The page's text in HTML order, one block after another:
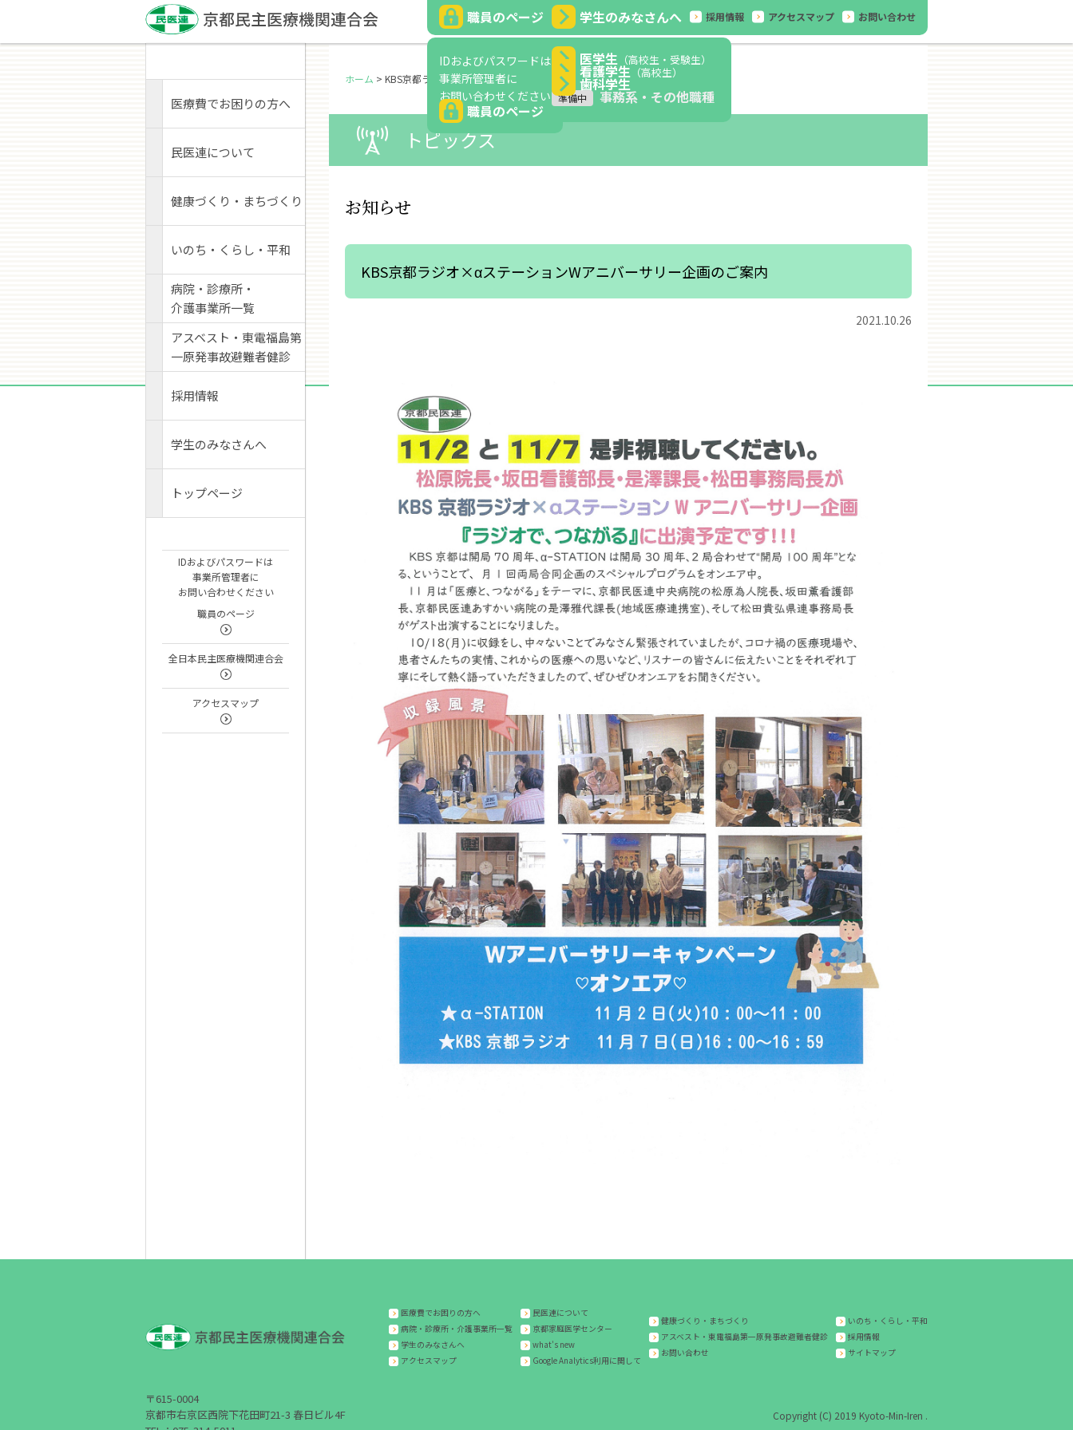
職員のページ
IDおよびパスワードは
事業所管理者に
お問い合わせください
職員のページ
学生のみなさんへ
医学生 （高校生・受験生）
看護学生 （高校生）
歯科学生
事務系・その他職種
採用情報 アクセスマップ お問い合わせ
医療費でお困りの方へ
民医連について
健康づくり・まちづくり
いのち・くらし・平和
病院・診療所・
介護事業所一覧
アスベスト・東電福島第
一原発事故避難者健診
採用情報
学生のみなさんへ
トップページ
IDおよびパスワードは
事業所管理者に
お問い合わせください
職員のページ
全日本民主医療機関連合会
アクセスマップ
ホーム > KBS京都ラジオ×αステーションWアニバーサリー企画のご案内
トピックス
お知らせ
KBS京都ラジオ×αステーションWアニバーサリー企画のご案内
2021.10.26
医療費でお困りの方へ
病院・診療所・介護事業所一覧
学生のみなさんへ
アクセスマップ
民医連について
京都家庭医学センター
what's new
Google Analytics利用に関して
健康づくり・まちづくり
アスベスト・東電福島第一原発事故避難者健診
お問い合わせ
いのち・くらし・平和
採用情報
サイトマップ
〒615-0004
京都市右京区西院下花田町21-3 春日ビル4F
Copyright (C) 2019 Kyoto-Min-Iren .